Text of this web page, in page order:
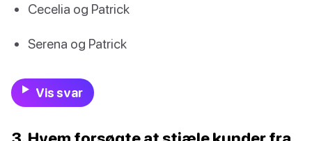
Cecelia og Patrick
Serena og Patrick
Vis svar